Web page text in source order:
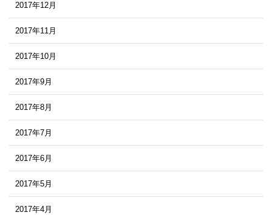
2017年12月
2017年11月
2017年10月
2017年9月
2017年8月
2017年7月
2017年6月
2017年5月
2017年4月